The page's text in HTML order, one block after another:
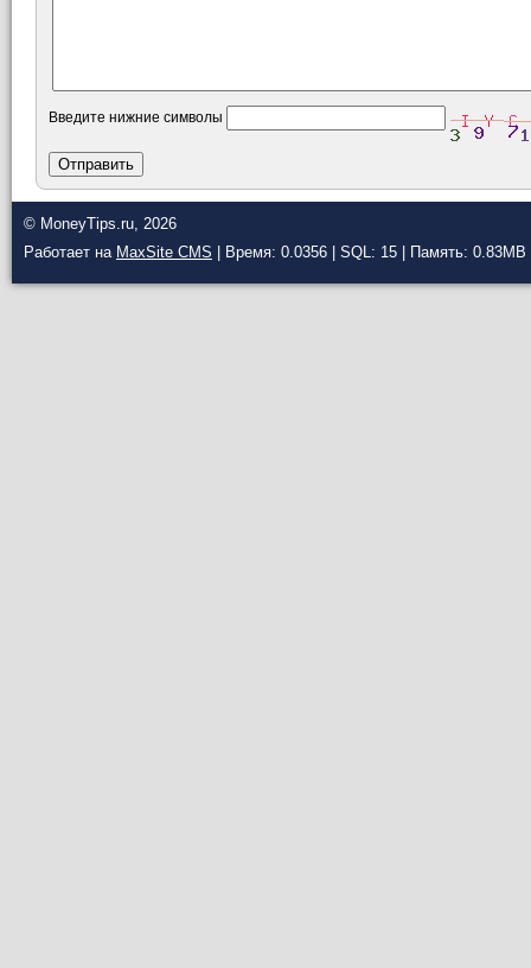
Введите нижние символы
© MoneyTips.ru, 2026
Работает на MaxSite CMS | Время: 0.0356 | SQL: 15 | Память: 0.83MB